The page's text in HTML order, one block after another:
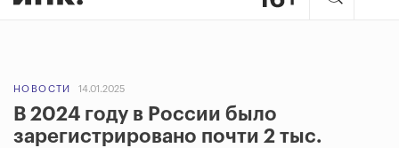
НОВОСТИ 14.01.2025
В 2024 году в России было
зарегистрировано почти 2 тыс.